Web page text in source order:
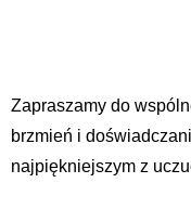
Zapraszamy do
brzmień i
najpiękniejszym z